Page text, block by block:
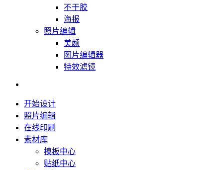
不干胶
海报
照片编辑
美颜
图片编辑器
特效滤镜
开始设计
照片编辑
在线印刷
素材库
模板中心
贴纸中心